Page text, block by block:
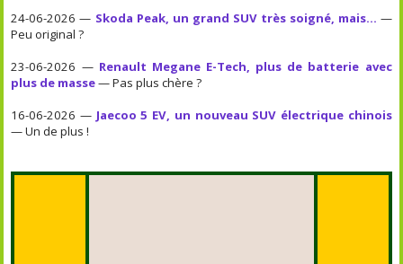
24-06-2026 — Skoda Peak, un grand SUV très soigné, mais... —
Peu original ?
23-06-2026 — Renault Megane E-Tech, plus de batterie avec
plus de masse— Pas plus chère ?
16-06-2026 — Jaecoo 5 EV, un nouveau SUV électrique chinois
— Un de plus !